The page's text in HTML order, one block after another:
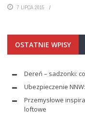
7 LIPCA 2015
OSTATNIE WPISY
Dereń – sadzonki:
Ubezpieczenie
Przemysłowe
loftowe